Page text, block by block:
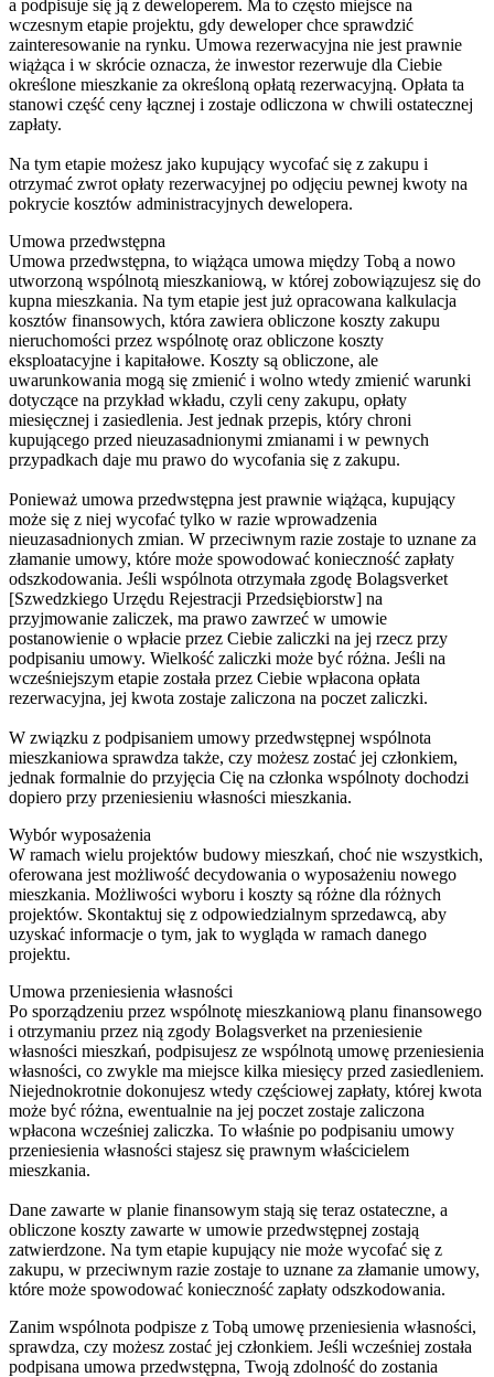
a podpisuje się ją z deweloperem. Ma to często miejsce na
wczesnym etapie projektu, gdy deweloper chce sprawdzić
zainteresowanie na rynku. Umowa rezerwacyjna nie jest prawnie
wiążąca i w skrócie oznacza, że inwestor rezerwuje dla Ciebie
określone mieszkanie za określoną opłatą rezerwacyjną. Opłata ta
stanowi część ceny łącznej i zostaje odliczona w chwili ostatecznej
zapłaty.
Na tym etapie możesz jako kupujący wycofać się z zakupu i
otrzymać zwrot opłaty rezerwacyjnej po odjęciu pewnej kwoty na
pokrycie kosztów administracyjnych dewelopera.
Umowa przedwstępna
Umowa przedwstępna, to wiążąca umowa między Tobą a nowo
utworzoną wspólnotą mieszkaniową, w której zobowiązujesz się do
kupna mieszkania. Na tym etapie jest już opracowana kalkulacja
kosztów finansowych, która zawiera obliczone koszty zakupu
nieruchomości przez wspólnotę oraz obliczone koszty
eksploatacyjne i kapitałowe. Koszty są obliczone, ale
uwarunkowania mogą się zmienić i wolno wtedy zmienić warunki
dotyczące na przykład wkładu, czyli ceny zakupu, opłaty
miesięcznej i zasiedlenia. Jest jednak przepis, który chroni
kupującego przed nieuzasadnionymi zmianami i w pewnych
przypadkach daje mu prawo do wycofania się z zakupu.
Ponieważ umowa przedwstępna jest prawnie wiążąca, kupujący
może się z niej wycofać tylko w razie wprowadzenia
nieuzasadnionych zmian. W przeciwnym razie zostaje to uznane za
złamanie umowy, które może spowodować konieczność zapłaty
odszkodowania. Jeśli wspólnota otrzymała zgodę Bolagsverket
[Szwedzkiego Urzędu Rejestracji Przedsiębiorstw] na
przyjmowanie zaliczek, ma prawo zawrzeć w umowie
postanowienie o wpłacie przez Ciebie zaliczki na jej rzecz przy
podpisaniu umowy. Wielkość zaliczki może być różna. Jeśli na
wcześniejszym etapie została przez Ciebie wpłacona opłata
rezerwacyjna, jej kwota zostaje zaliczona na poczet zaliczki.
W związku z podpisaniem umowy przedwstępnej wspólnota
mieszkaniowa sprawdza także, czy możesz zostać jej członkiem,
jednak formalnie do przyjęcia Cię na członka wspólnoty dochodzi
dopiero przy przeniesieniu własności mieszkania.
Wybór wyposażenia
W ramach wielu projektów budowy mieszkań, choć nie wszystkich,
oferowana jest możliwość decydowania o wyposażeniu nowego
mieszkania. Możliwości wyboru i koszty są różne dla różnych
projektów. Skontaktuj się z odpowiedzialnym sprzedawcą, aby
uzyskać informacje o tym, jak to wygląda w ramach danego
projektu.
Umowa przeniesienia własności
Po sporządzeniu przez wspólnotę mieszkaniową planu finansowego
i otrzymaniu przez nią zgody Bolagsverket na przeniesienie
własności mieszkań, podpisujesz ze wspólnotą umowę przeniesienia
własności, co zwykle ma miejsce kilka miesięcy przed zasiedleniem.
Niejednokrotnie dokonujesz wtedy częściowej zapłaty, której kwota
może być różna, ewentualnie na jej poczet zostaje zaliczona
wpłacona wcześniej zaliczka. To właśnie po podpisaniu umowy
przeniesienia własności stajesz się prawnym właścicielem
mieszkania.
Dane zawarte w planie finansowym stają się teraz ostateczne, a
obliczone koszty zawarte w umowie przedwstępnej zostają
zatwierdzone. Na tym etapie kupujący nie może wycofać się z
zakupu, w przeciwnym razie zostaje to uznane za złamanie umowy,
które może spowodować konieczność zapłaty odszkodowania.
Zanim wspólnota podpisze z Tobą umowę przeniesienia własności,
sprawdza, czy możesz zostać jej członkiem. Jeśli wcześniej została
podpisana umowa przedwstępna, Twoją zdolność do zostania